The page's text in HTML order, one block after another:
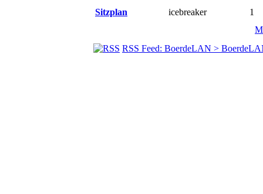
Sitzplan icebreaker
1
RSS Feed: BoerdeLAN >